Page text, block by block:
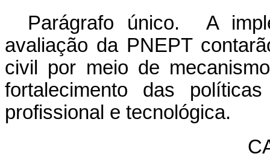
Parágrafo único. A
avaliação da PNEPT
civil por meio de
fortalecimento das
profissional e tecnológica.